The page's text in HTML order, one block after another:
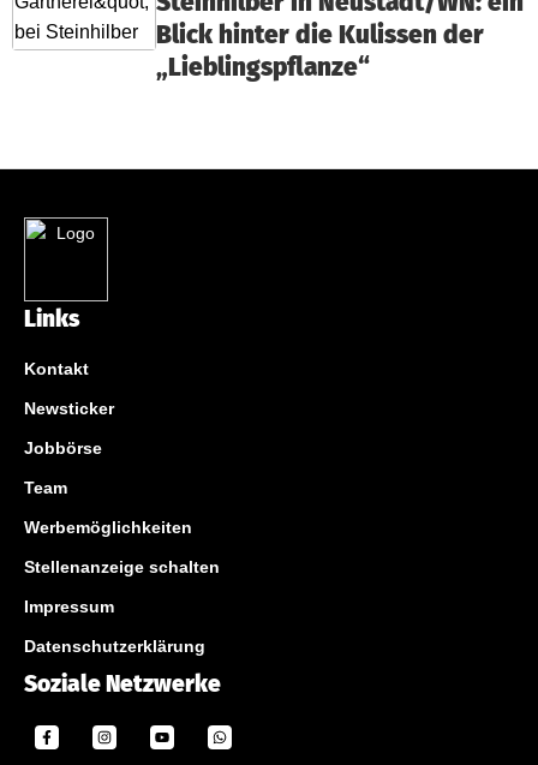
Blick hinter die Kulissen der
„Lieblingspflanze“
Links
Kontakt
Newsticker
Jobbörse
Team
Werbemöglichkeiten
Stellenanzeige schalten
Impressum
Datenschutzerklärung
Soziale Netzwerke